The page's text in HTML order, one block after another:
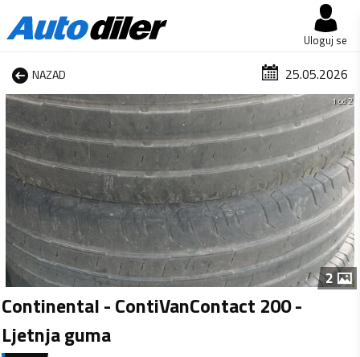
Uloguj se
NAZAD 25.05.2026
1 od 2
2
Continental - ContiVanContact 200 -
Ljetnja guma